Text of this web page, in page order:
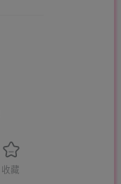
收藏